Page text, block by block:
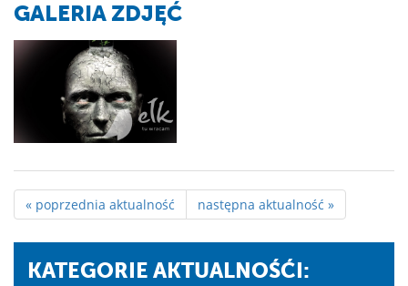
GALERIA ZDJĘĆ
« poprzednia aktualność następna aktualność »
KATEGORIE AKTUALNOŚĆI: